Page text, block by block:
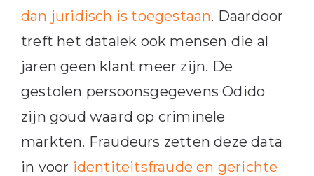
dan juridisch is toegestaan. Daardoor
treft het datalek ook mensen die al
jaren geen klant meer zijn. De
gestolen persoonsgegevens Odido
zijn goud waard op criminele
markten. Fraudeurs zetten deze data
in voor identiteitsfraude en gerichte